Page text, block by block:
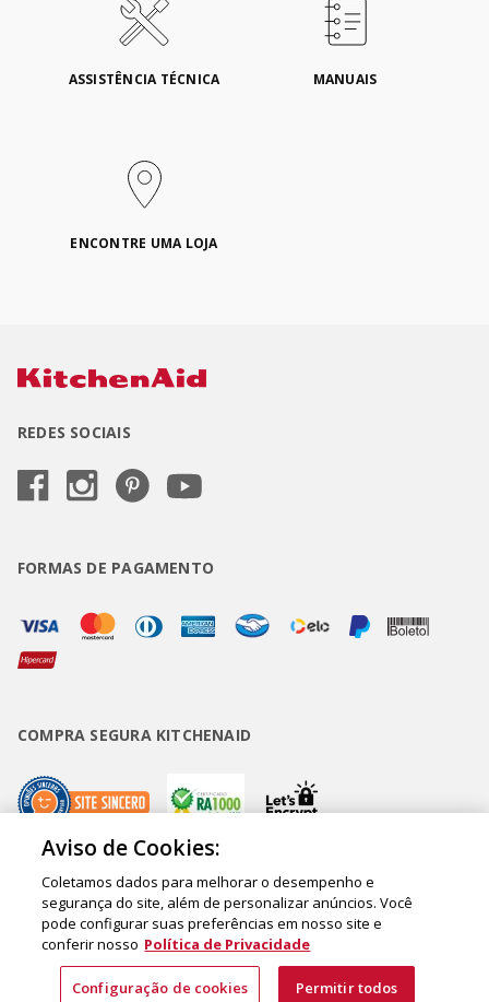
ASSISTÊNCIA TÉCNICA MANUAIS
ENCONTRE UMA LOJA
REDES SOCIAIS
FORMAS DE PAGAMENTO
COMPRA SEGURA KITCHENAID
Copyright • BUD Comércio de Eletrodomésticos Ltda. ® 2020 - CNPJ
62.058.318/0007-76. - Inscrição Municipal/Estadual 148.044.198.118 Sede:
Rua Olympia Semeraro, 675 - Jardim Santa Emília - CEP 04183-090 - São
Paulo - SP - Brasil
Aviso de Cookies:
Coletamos dados para melhorar o desempenho e
segurança do site, além de personalizar anúncios. Você
pode configurar suas preferências em nosso site e
conferir nosso Política de Privacidade
Configuração de cookies Permitir todos